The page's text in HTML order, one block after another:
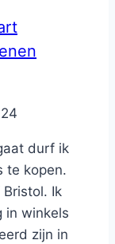
durf ik
te kopen.
Ik
in winkels
zijn in